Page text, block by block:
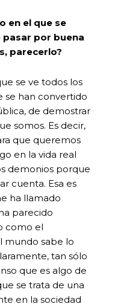
en el que se
por buena
parecerlo?
se ve todos los
se han convertido
de demostrar
somos. Es decir,
que queremos
en la vida real
demonios porque
cuenta. Esa es
ha llamado
parecido
como el
mundo sabe lo
tan sólo
que es algo de
se trata de una
en la sociedad